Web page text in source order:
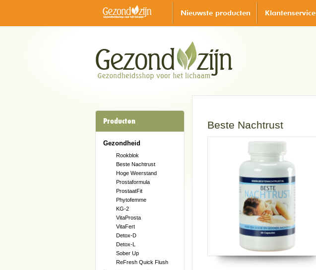
Nieuwste producten Klantenservice
Producten
Gezondheid
Rookblok
Beste Nachtrust
Hoge Weerstand
Prostaformula
ProstaatFit
Phytofemme
KG-2
VitaProsta
VitaFert
Detox-D
Detox-L
Sober Up
ReFresh Quick Flush
Beste Nachtrust